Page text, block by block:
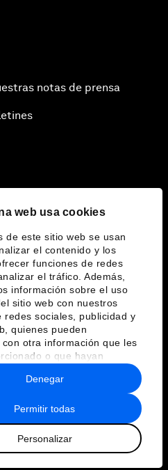
web usa cookies
de este sitio web se usan
el contenido y los
funciones de redes
el tráfico. Además,
información sobre el uso
sitio web con nuestros
redes sociales, publicidad y
quienes pueden
otra información que les
o que hayan
partir del uso que haya
servicios.
Permitir todas
Personalizar
Denegar
notas de prensa
y normas de uso
Mundial